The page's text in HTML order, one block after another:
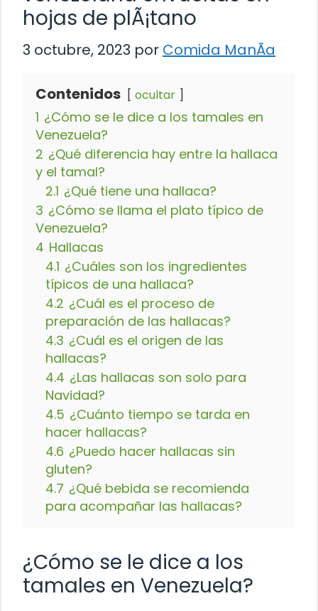
hojas de plÃ¡tano
3 octubre, 2023 por Comida ManÃ­a
Contenidos ocultar
1 ¿Cómo se le dice a los tamales en
Venezuela?
2 ¿Qué diferencia hay entre la hallaca
y el tamal?
2.1 ¿Qué tiene una hallaca?
3 ¿Cómo se llama el plato típico de
Venezuela?
4 Hallacas
4.1 ¿Cuáles son los ingredientes
típicos de una hallaca?
4.2 ¿Cuál es el proceso de
preparación de las hallacas?
4.3 ¿Cuál es el origen de las
hallacas?
4.4 ¿Las hallacas son solo para
Navidad?
4.5 ¿Cuánto tiempo se tarda en
hacer hallacas?
4.6 ¿Puedo hacer hallacas sin
gluten?
4.7 ¿Qué bebida se recomienda
para acompañar las hallacas?
¿Cómo se le dice a los
tamales en Venezuela?